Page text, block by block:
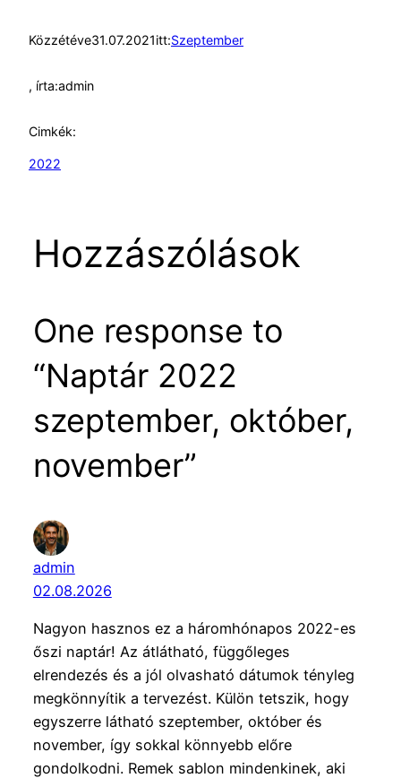
Közzétéve31.07.2021itt:Szeptember
, írta:admin
Cimkék:
2022
Hozzászólások
One response to
“Naptár 2022
szeptember, október,
november”
admin
02.08.2026
Nagyon hasznos ez a háromhónapos 2022-es
őszi naptár! Az átlátható, függőleges
elrendezés és a jól olvasható dátumok tényleg
megkönnyítik a tervezést. Külön tetszik, hogy
egyszerre látható szeptember, október és
november, így sokkal könnyebb előre
gondolkodni. Remek sablon mindenkinek, aki